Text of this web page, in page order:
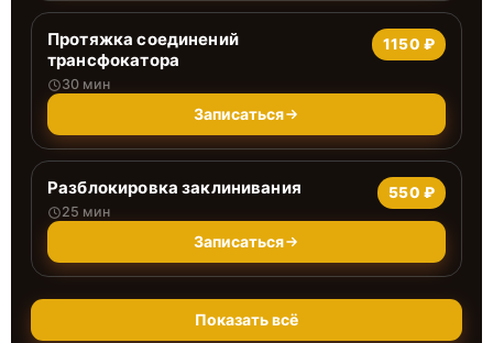
Протяжка соединений
трансфокатора
30 мин
1150 ₽
Записаться
Разблокировка заклинивания
25 мин
550 ₽
Записаться
Показать всё